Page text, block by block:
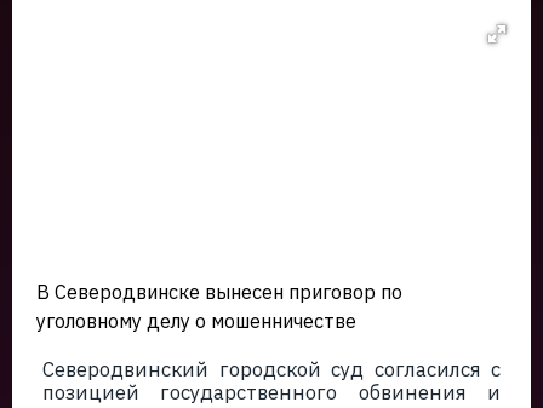
В Северодвинске вынесен приговор по
уголовному делу о мошенничестве
Северодвинский городской суд согласился с
позицией государственного обвинения и